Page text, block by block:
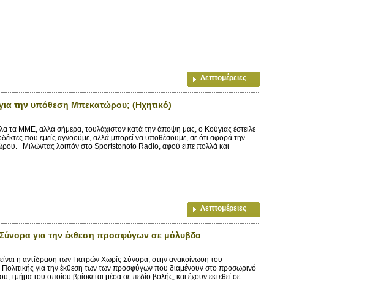
Λεπτομέρειες
την υπόθεση Μπεκατώρου; (Ηχητικό)
τα ΜΜΕ, αλλά σήμερα, τουλάχιστον κατά την άποψη μας, ο Κούγιας έστειλε
που εμείς αγνοούμε, αλλά μπορεί να υποθέσουμε, σε ότι αφορά την
Μιλώντας λοιπόν στο Sportstonoto Radio, αφού είπε πολλά και
Λεπτομέρειες
για την έκθεση προσφύγων σε μόλυβδο
η αντίδραση των Γιατρών Χωρίς Σύνορα, στην ανακοίνωση του
για την έκθεση των των προσφύγων που διαμένουν στο προσωρινό
του οποίου βρίσκεται μέσα σε πεδίο βολής, και έχουν εκτεθεί σε...